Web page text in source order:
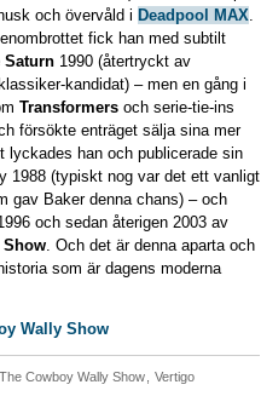
och övervåld i Deadpool MAX.
fick han med subtilt
Saturn 1990 (återtryckt av
kandidat) – men en gång i
Transformers och serie-tie-ins
försökte enträget sälja sina mer
han och publicerade sin
1988 (typiskt nog var det ett vanligt
gav Baker denna chans) – och
och sedan återigen 2003 av
Show. Och det är denna aparta och
som är dagens moderna
Wally Show
The Cowboy Wally Show
Vertigo